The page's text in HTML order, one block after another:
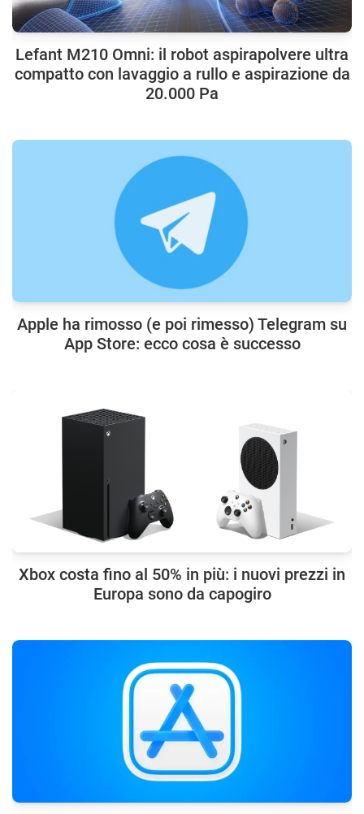
Lefant M210 Omni: il robot aspirapolvere ultra
compatto con lavaggio a rullo e aspirazione da
20.000 Pa
Apple ha rimosso (e poi rimesso) Telegram su
App Store: ecco cosa è successo
Xbox costa fino al 50% in più: i nuovi prezzi in
Europa sono da capogiro